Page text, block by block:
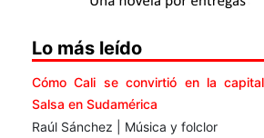
Lo más leído
Cómo Cali se convirtió en la
Salsa en Sudamérica
Raúl Sánchez | Música y folclor